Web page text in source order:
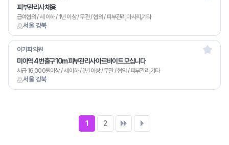
서울 강북
피부관리사 채용
급여협의 / 세 이하 / 1년 이상 / 무관 / 협의 / 피부관리,마사지,기타
서울 강북
아가파의원
미아역 4번출구 10m 피부관리사 아르바이트 모십니다
시급 16,000원이상 / 세 이하 / 1년 이상 / 무관 / 협의 / 피부관리,기타
1 2